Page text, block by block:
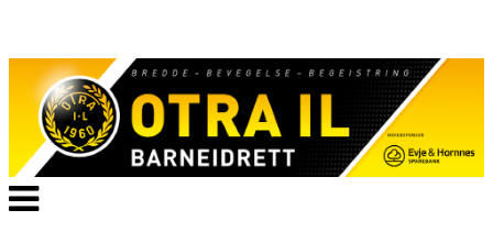
Veksle
navigasjon